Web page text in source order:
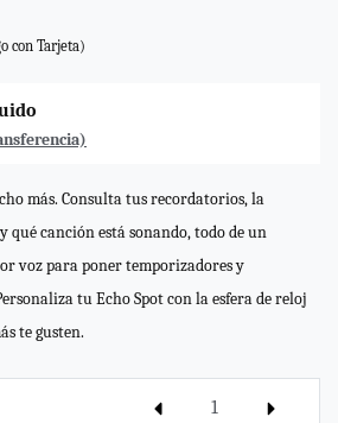
con Tarjeta)
más. Consulta tus recordatorios, la
qué canción está sonando, todo de un
voz para poner temporizadores y
tu Echo Spot con la esfera de reloj
te gusten.